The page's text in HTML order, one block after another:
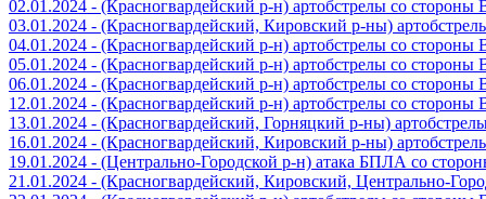
02.01.2024 - (Красногвардейский р-н) артобстрелы со
03.01.2024 - (Красногвардейский, Кировский р-ны)
04.01.2024 - (Красногвардейский р-н) артобстрелы со
05.01.2024 - (Красногвардейский р-н) артобстрелы со
06.01.2024 - (Красногвардейский р-н) артобстрелы со
12.01.2024 - (Красногвардейский р-н) артобстрелы со
13.01.2024 - (Красногвардейский, Горняцкий р-ны)
16.01.2024 - (Красногвардейский, Кировский р-ны)
19.01.2024 - (Центрально-Городской р-н) атака БПЛА со
21.01.2024 - (Красногвардейский, Кировский, Центрально-